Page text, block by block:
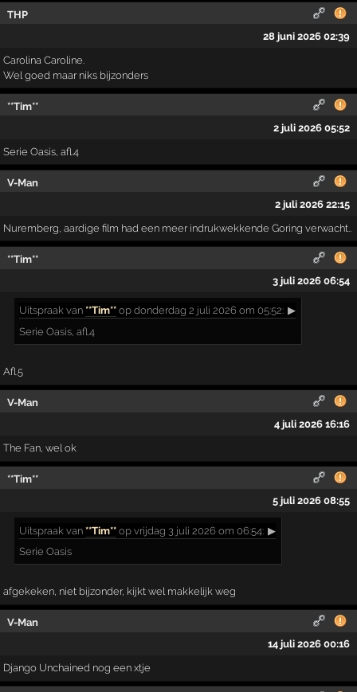
THP
28 juni 2026 02:39
Carolina Caroline.
Wel goed maar niks bijzonders
**Tim**
2 juli 2026 05:52
Serie Oasis, afl.4
V-Man
2 juli 2026 22:15
Nuremberg, aardige film had een meer indrukwekkende Goring verwacht..
**Tim**
3 juli 2026 06:54
Uitspraak van**Tim** op donderdag 2 juli 2026 om 05:52: ▶
Serie Oasis, afl.4
Afl.5
V-Man
4 juli 2026 16:16
The Fan, wel ok
**Tim**
5 juli 2026 08:55
Uitspraak van**Tim** op vrijdag 3 juli 2026 om 06:54: ▶
Serie Oasis
afgekeken, niet bijzonder, kijkt wel makkelijk weg
V-Man
14 juli 2026 00:16
Django Unchained nog een xtje